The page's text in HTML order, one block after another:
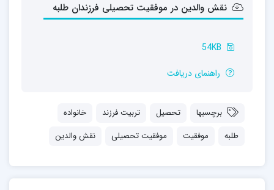
زندگی و انتقال این باورها و اعتقادات به فرزند با شیوه‌ای
می‌دهد.
به همین دلیل رسیدن به باورهای درست درباره حوزه و شرایط
ارتقاء کیفی تحصیل طلاب داشته باشد. در ادامه با ارائه توصیه
و راه‌کارهایی به والدین عزیز طلاب کمک می‌کنیم که به شیوه
نقش والدین در موفقیت تحصیلی فرزندان طلبه
54KB
راهنمای دریافت
برچسبها تحصیل تربیت فرزند
خانواده
طلبه
موفقیت موفقیت تحصیلی نقش والدین